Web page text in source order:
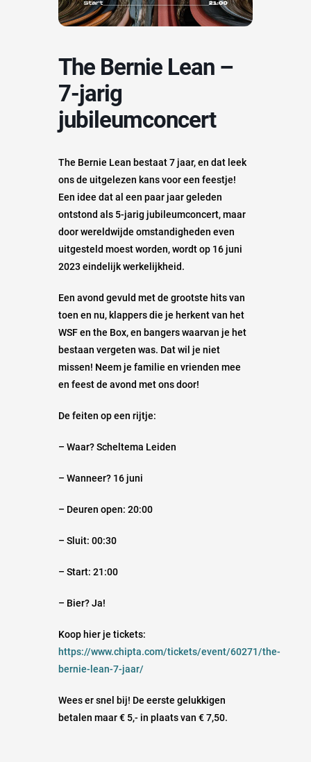
The Bernie Lean –
7-jarig
jubileumconcert
The Bernie Lean bestaat 7 jaar, en dat leek
ons de uitgelezen kans voor een feestje!
Een idee dat al een paar jaar geleden
ontstond als 5-jarig jubileumconcert, maar
door wereldwijde omstandigheden even
uitgesteld moest worden, wordt op 16 juni
2023 eindelijk werkelijkheid.
Een avond gevuld met de grootste hits van
toen en nu, klappers die je herkent van het
WSF en the Box, en bangers waarvan je het
bestaan vergeten was. Dat wil je niet
missen! Neem je familie en vrienden mee
en feest de avond met ons door!
De feiten op een rijtje:
– Waar? Scheltema Leiden
– Wanneer? 16 juni
– Deuren open: 20:00
– Sluit: 00:30
– Start: 21:00
– Bier? Ja!
Koop hier je tickets:
https://www.chipta.com/tickets/event/60271/the-
bernie-lean-7-jaar/
Wees er snel bij! De eerste gelukkigen
betalen maar € 5,- in plaats van € 7,50.